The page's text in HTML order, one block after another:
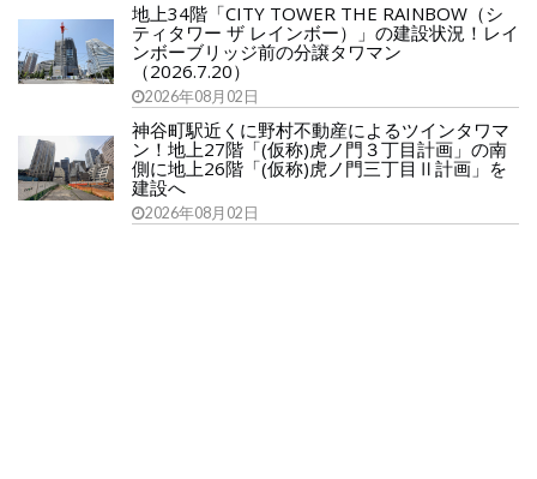
地上34階「CITY TOWER THE RAINBOW（シ
ティタワー ザ レインボー）」の建設状況！レイ
ンボーブリッジ前の分譲タワマン
（2026.7.20）
2026年08月02日
神谷町駅近くに野村不動産によるツインタワマ
ン！地上27階「(仮称)虎ノ門３丁目計画」の南
側に地上26階「(仮称)虎ノ門三丁目Ⅱ計画」を
建設へ
2026年08月02日